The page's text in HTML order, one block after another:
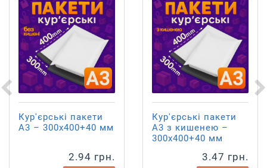
Кур'єрські пакети
А3 – 300х400+40 мм
2.94 грн.
Кур'єрські пакети
А3 з кишенею –
300х400+40 мм
3.47 грн.